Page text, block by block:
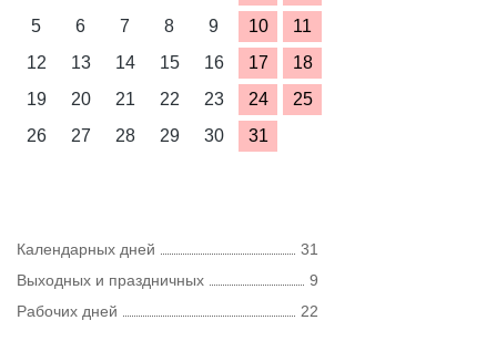
5
6 7 8 9 10
11
12
13 14 15 16 17
18
19
20 21 22 23 24
25
26
27 28 29 30 31
Календарных дней
31
Выходных и праздничных
9
Рабочих дней
22